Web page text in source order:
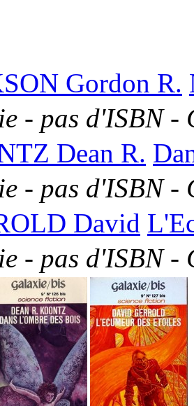
Gordon R.
- pas d'ISBN -
Dean R.
- pas d'ISBN -
David
- pas d'ISBN -